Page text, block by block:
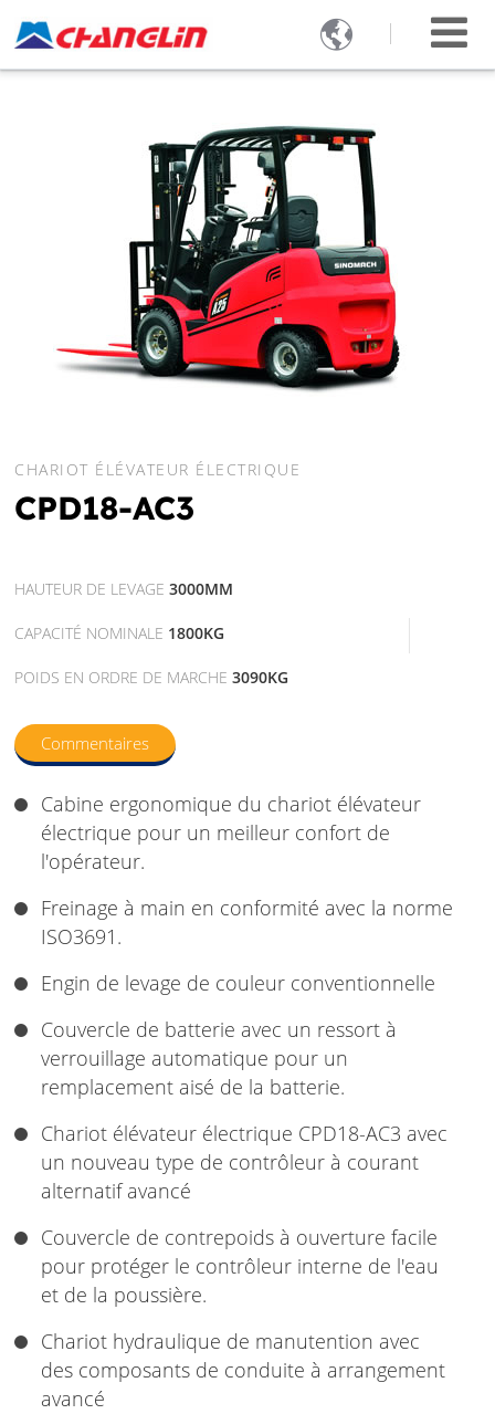

CHARIOT ÉLÉVATEUR ÉLECTRIQUE
CPD18-AC3
HAUTEUR DE LEVAGE3000MM
CAPACITÉ NOMINALE 1800KG
POIDS EN ORDRE DE MARCHE3090KG
Commentaires
Cabine ergonomique du chariot élévateur
électrique pour un meilleur confort de
l'opérateur.
Freinage à main en conformité avec la norme
ISO3691.
Engin de levage de couleur conventionnelle
Couvercle de batterie avec un ressort à
verrouillage automatique pour un
remplacement aisé de la batterie.
Chariot élévateur électrique CPD18-AC3 avec
un nouveau type de contrôleur à courant
alternatif avancé
Couvercle de contrepoids à ouverture facile
pour protéger le contrôleur interne de l'eau
et de la poussière.
Chariot hydraulique de manutention avec
des composants de conduite à arrangement
avancé